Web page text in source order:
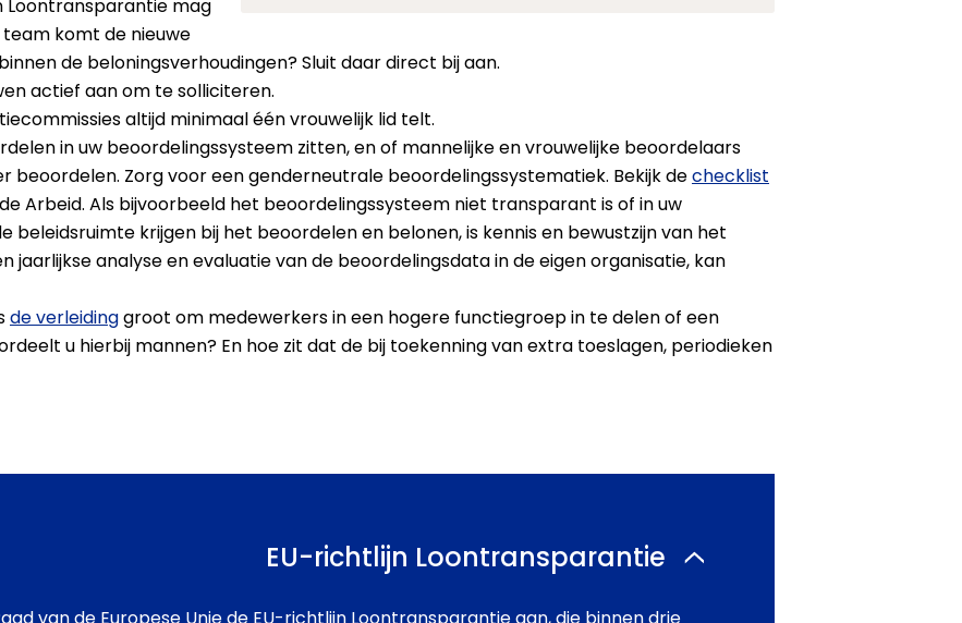
Loontransparantie mag
komt de nieuwe
de beloningsverhoudingen? Sluit daar direct bij aan.
actief aan om te solliciteren.
altijd minimaal één vrouwelijk lid telt.
in uw beoordelingssysteem zitten, en of mannelijke en vrouwelijke beoordelaars
Zorg voor een genderneutrale beoordelingssystematiek. Bekijk dechecklist
Arbeid. Als bijvoorbeeld het beoordelingssysteem niet transparant is of in uw
beleidsruimte krijgen bij het beoordelen en belonen, is kennis en bewustzijn van het
jaarlijkse analyse en evaluatie van de beoordelingsdata in de eigen organisatie, kan
de verleidinggroot om medewerkers in een hogere functiegroep in te delen of een
u hierbij mannen? En hoe zit dat de bij toekenning van extra toeslagen, periodieken
EU-richtlijn Loontransparantie